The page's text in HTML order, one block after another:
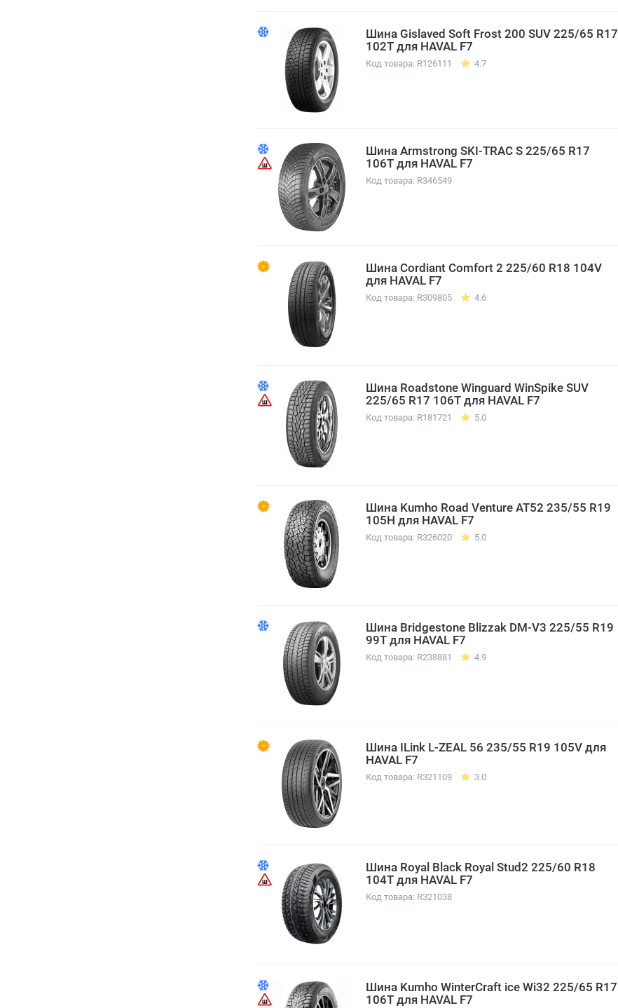
Шина Gislaved Soft Frost 200 SUV 225/65 R17
102T для HAVAL F7
Код товара: R126111 4.7
Шина Armstrong SKI-TRAC S 225/65 R17
106T для HAVAL F7
Код товара: R346549
Шина Cordiant Comfort 2 225/60 R18 104V
для HAVAL F7
Код товара: R309805 4.6
Шина Roadstone Winguard WinSpike SUV
225/65 R17 106T для HAVAL F7
Код товара: R181721 5.0
Шина Kumho Road Venture AT52 235/55 R19
105H для HAVAL F7
Код товара: R326020 5.0
Шина Bridgestone Blizzak DM-V3 225/55 R19
99T для HAVAL F7
Код товара: R238881 4.9
Шина ILink L-ZEAL 56 235/55 R19 105V для
HAVAL F7
Код товара: R321109 3.0
Шина Royal Black Royal Stud2 225/60 R18
104T для HAVAL F7
Код товара: R321038
Шина Kumho WinterCraft ice Wi32 225/65 R17
106T для HAVAL F7